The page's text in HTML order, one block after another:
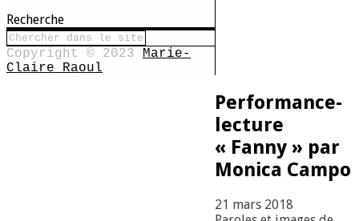
Recherche
Copyright © 2023 Marie-
Claire Raoul
Performance-
lecture
« Fanny » par
Monica Campo
21 mars 2018